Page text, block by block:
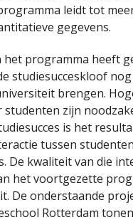
leidt tot
gegevens.
het programma heeft
studiesucceskloof
brengen.
zijn
is het
tussen
De kwaliteit van die
het voortgezette
De onderstaande
Rotterdam